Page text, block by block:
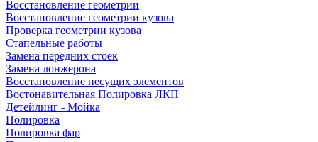
Восстановление геометрии
Восстановление геометрии кузова
Проверка геометрии кузова
Стапельные работы
Замена передних стоек
Замена лонжерона
Восстановление несущих элементов
Востонавительная Полировка ЛКП
Детейлинг - Мойка
Полировка
Полировка фар